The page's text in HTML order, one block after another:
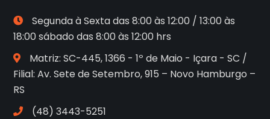
Segunda à Sexta das 8:00 às 12:00 / 13:00 às
18:00 sábado das 8:00 às 12:00 hrs
Matriz: SC-445, 1366 - 1º de Maio - Içara - SC /
Filial: Av. Sete de Setembro, 915 – Novo Hamburgo –
RS
(48) 3443-5251